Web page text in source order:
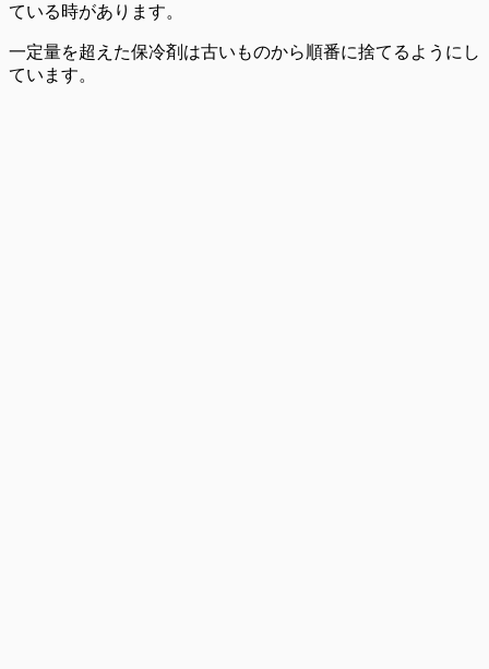
ている時があります。
一定量を超えた保冷剤は古いものから順番に捨てる ようにし
ています。